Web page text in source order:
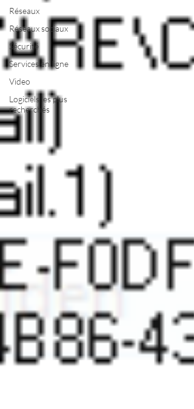
Réseaux
Réseaux sociaux
Sécurité
Services en ligne
Video
Logiciels les plus
recherchés